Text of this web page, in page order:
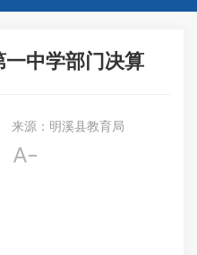
一中学部门决算
来源：明溪县教育局
